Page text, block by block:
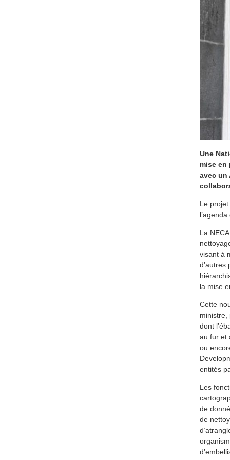
Une
mise en
avec un
Le
l’agenda
La
visant à
d’autres
la mise
Cette
ministre,
dont
au fur et
ou
entités
Les
de
de